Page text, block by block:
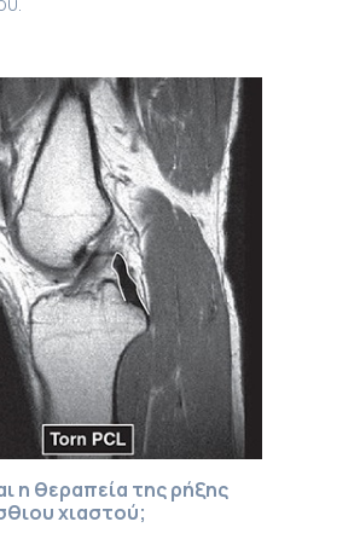
η θεραπεία της ρήξης
χιαστού;